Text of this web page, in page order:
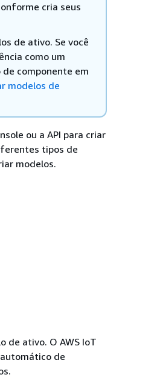
cria seus
de ativo. Se você
como um
componente em
modelos de
ou a API para criar
tipos de
modelos.
de ativo. O AWS IoT
de